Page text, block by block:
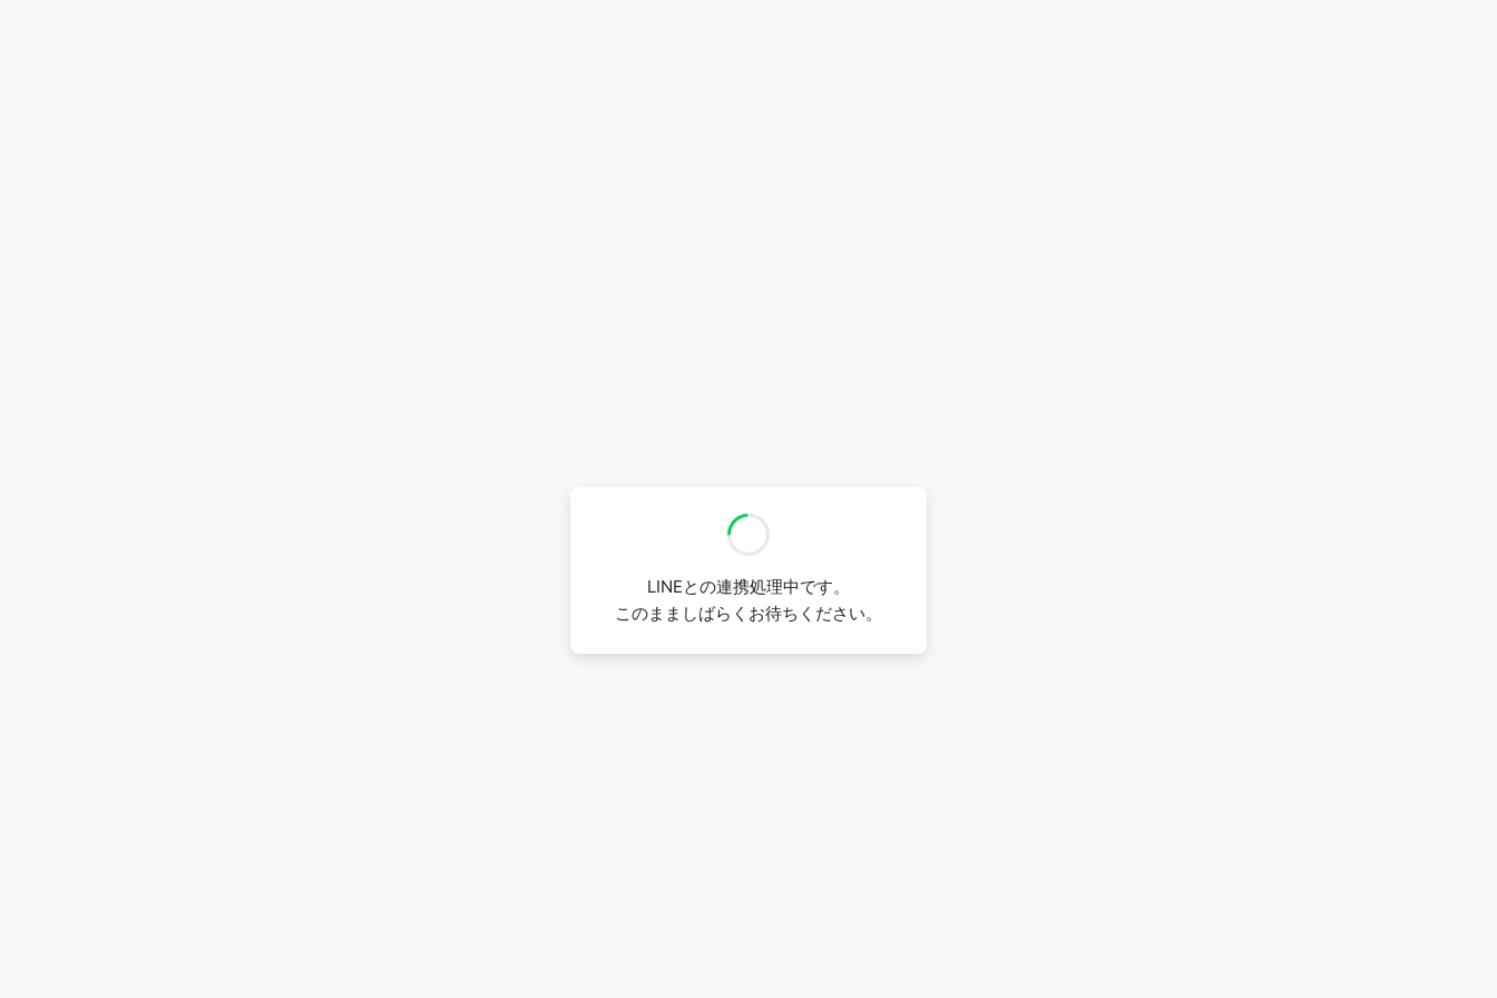
LINEとの連携処理中です。
このまましばらくお待ちください。